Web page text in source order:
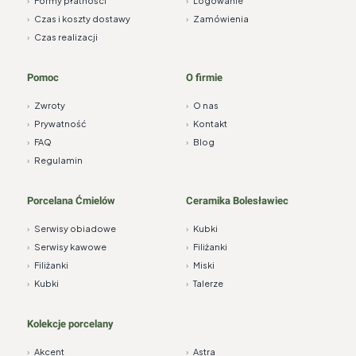
› Czas i koszty dostawy
› Czas realizacji
› Zamówienia
Pomoc
› Zwroty
› Prywatność
› FAQ
› Regulamin
O firmie
› O nas
› Kontakt
› Blog
Porcelana Ćmielów
› Serwisy obiadowe
› Serwisy kawowe
› Filiżanki
› Kubki
Ceramika Bolesławiec
› Kubki
› Filiżanki
› Miski
› Talerze
Kolekcje porcelany
› Akcent › Astra